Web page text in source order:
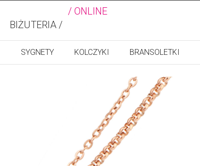
/ ONLINE
BIŻUTERIA /
SYGNETY KOLCZYKI BRANSOLETKI